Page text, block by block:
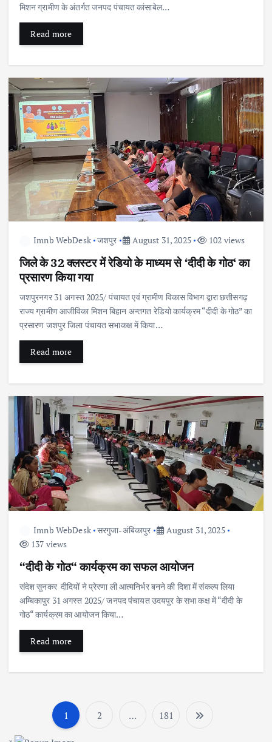
मिशन ग्रामीण के अंतर्गत जनपद पंचायत कांसाबेल…
Read more
Imnb WebDesk जशपुर August 31, 2025 102 views
जिले के 32 क्लस्टर में रेडियो के माध्यम से ‘दीदी के गोठ‘ का
प्रसारण किया गया
जशपुरनगर 31 अगस्त 2025/ पंचायत एवं ग्रामीण विकास विभाग द्वारा छत्तीसगढ़
राज्य ग्रामीण आजीविका मिशन बिहान अन्तगत रेडियो कार्यक्रम “दीदी के गोठ” का
प्रसारण जशपुर जिला पंचायत सभाकक्ष में किया…
Read more
Imnb WebDesk सरगुजा-अंबिकापुर
August 31, 2025
137 views
“दीदी के गोठ“ कार्यक्रम का सफल आयोजन
संदेश सुनकर दीदियों ने प्रेरणा ली आत्मनिर्भर बनने की दिशा में संकल्प लिया
अम्बिकापुर 31 अगस्त 2025/ जनपद पंचायत उदयपुर के सभा कक्ष में “दीदी के
गोठ“ कार्यक्रम का आयोजन किया…
Read more
P
1 2 … 181